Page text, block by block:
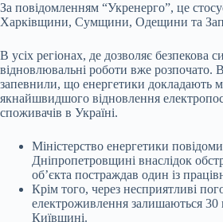
За повідомленням “Укренерго”, це
Харківщини, Сумщини, Одещини та
В усіх регіонах, де дозволяє безпекова
відновлювальні роботи вже розпочато.
запевнили, що енергетики докладають
якнайшвидшого відновлення
споживачів в Україні.
Міністерство енергетики
Дніпропетровщині внаслідок
об’єкта постраждав один із
Крім того, через несприятливі
електроживлення залишаються 30
Київщині.